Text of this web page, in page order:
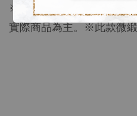
※絲巾因織法不同而呈現
實際商品為主。※此款微